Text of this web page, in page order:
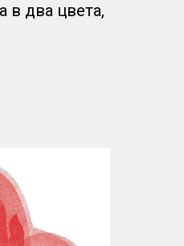
в два цвета,